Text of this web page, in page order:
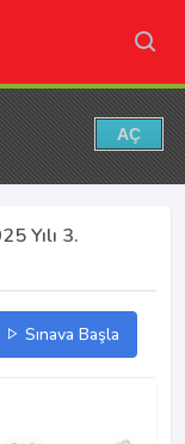
AÇ
Yılı 3.
Sınava Başla